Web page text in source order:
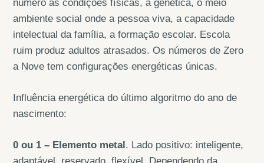
número as condições físicas, a genética, o meio
ambiente social onde a pessoa viva, a capacidade
intelectual da família, a formação escolar. Escola
ruim produz adultos atrasados. Os números de Zero
a Nove tem configurações energéticas únicas.
Influência energética do último algoritmo do ano de
nascimento:
0 ou 1 – Elemento metal. Lado positivo: inteligente,